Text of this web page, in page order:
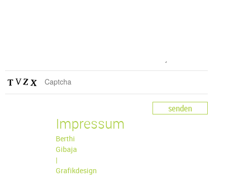
Impressum
Berthi
Gibaja
|
Grafikdesign